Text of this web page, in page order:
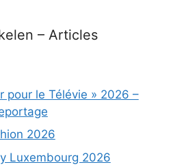
– Articles
pour le Télévie » 2026 –
2026
Luxembourg 2026